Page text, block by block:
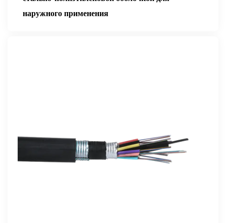
наружного применения